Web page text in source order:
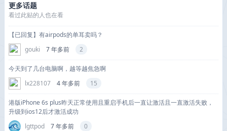
更多话题
看过此贴的人也在看
【已回复】有airpods的单耳卖吗？
gouki
7 年多前 2
今天到了几台电脑啊，越等越焦急啊
lx228107
4 年多前 15
港版iPhone 6s plus昨天正常使用且重启手机后一直让激活且一直激活失败，
升级到ios12后才激活成功
lgttpod
7 年多前 0